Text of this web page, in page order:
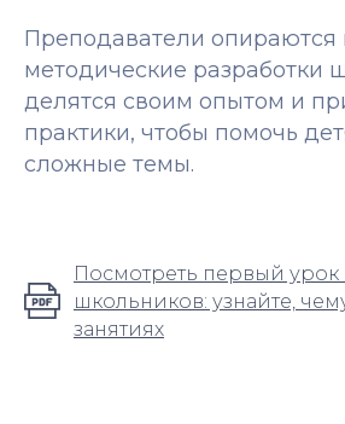
Преподаватели опираются
методические разработки
делятся своим опытом и
практики, чтобы помочь
сложные темы.
Посмотреть первый
школьников: узнайте,
занятиях